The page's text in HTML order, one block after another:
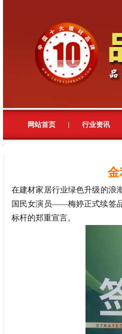
网站首页 行业资讯
金
在建材家居行业绿色升级的浪
国民女演员——梅婷正式续签
标杆的郑重宣言。